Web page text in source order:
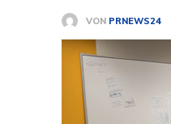
VON PRNEWS24